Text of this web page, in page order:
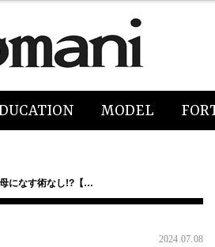
MODEL
になす術なし!?【…
2024.07.08